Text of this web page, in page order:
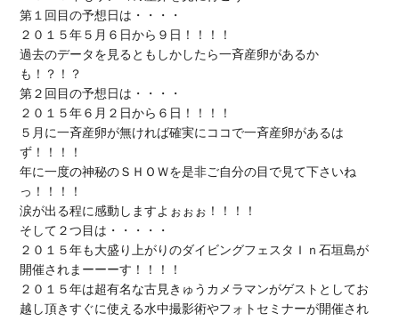
第１回目の予想日は・・・・
２０１５年５月６日から９日！！！！
過去のデータを見るともしかしたら一斉産卵があるか
も！？！？
第２回目の予想日は・・・・
２０１５年６月２日から６日！！！！
５月に一斉産卵が無ければ確実にココで一斉産卵があるは
ず！！！！
年に一度の神秘のＳＨＯＷを是非ご自分の目で見て下さいね
っ！！！！
涙が出る程に感動しますよぉぉぉ！！！！
そして２つ目は・・・・・
２０１５年も大盛り上がりのダイビングフェスタＩｎ石垣島が
開催されまーーーす！！！！
２０１５年は超有名な古見きゅうカメラマンがゲストとしてお
越し頂きすぐに使える水中撮影術やフォトセミナーが開催され